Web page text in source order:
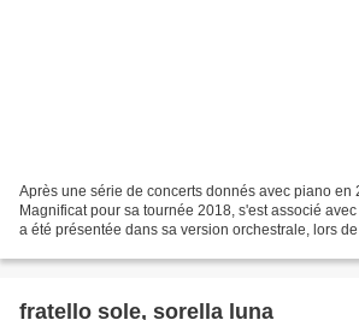
Après une série de concerts donnés avec piano
Magnificat pour sa tournée 2018, s'est associé
a été présentée dans sa version orchestrale, lors
fratello sole, sorella luna